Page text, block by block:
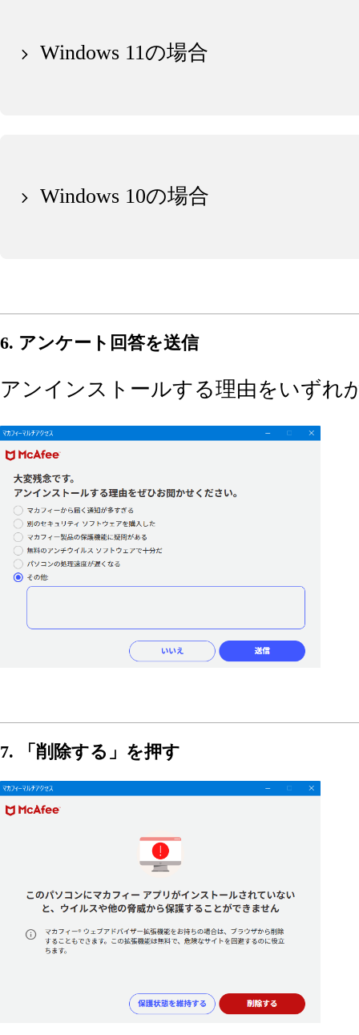
Windows 11の場合
Windows 10の場合
6. アンケート回答を送信
アンインストールする理由をいずれ
7. 「削除する」を押す